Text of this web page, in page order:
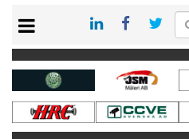
KONTAKT
VÅRA ANDRA MAGASIN
PRENUMERERA
ANNONSERA